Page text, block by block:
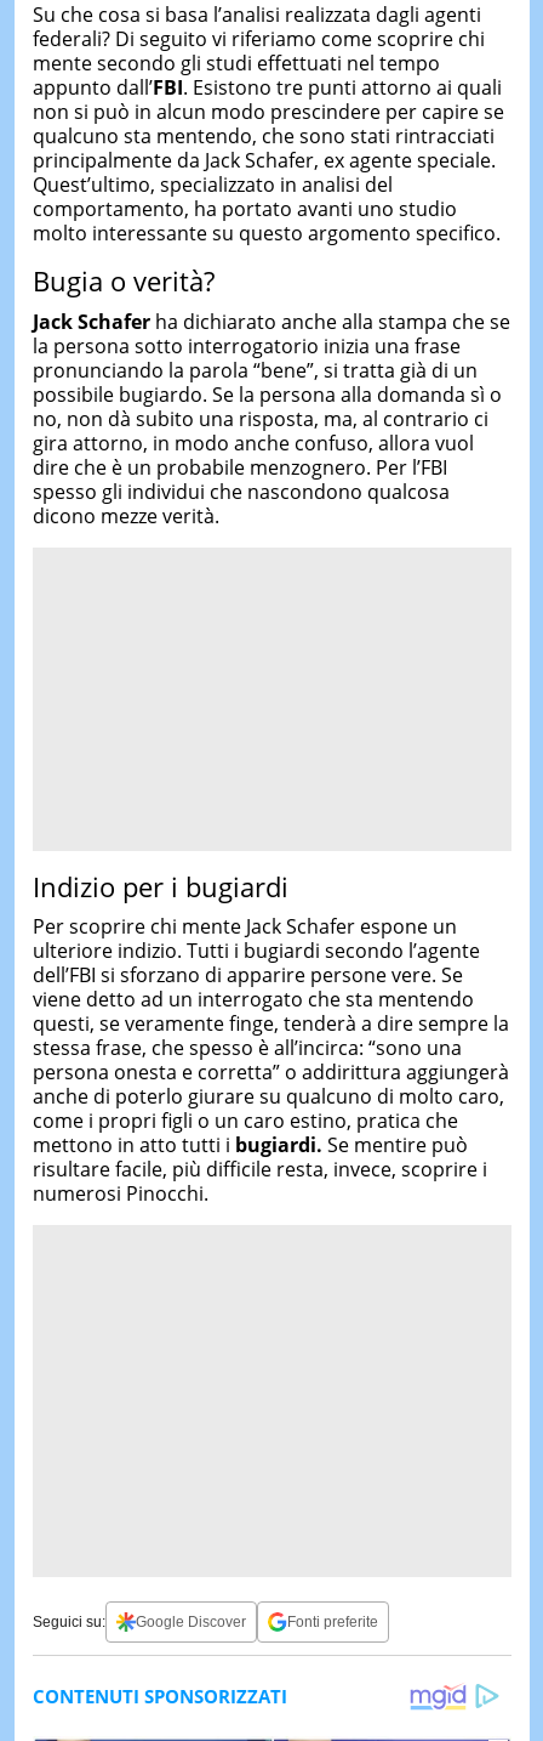
Su che cosa si basa l’analisi realizzata dagli agenti
federali? Di seguito vi riferiamo come scoprire chi
mente secondo gli studi effettuati nel tempo
appunto dall’FBI. Esistono tre punti attorno ai quali
non si può in alcun modo prescindere per capire se
qualcuno sta mentendo, che sono stati rintracciati
principalmente da Jack Schafer, ex agente speciale.
Quest’ultimo, specializzato in analisi del
comportamento, ha portato avanti uno studio
molto interessante su questo argomento specifico.
Bugia o verità?
Jack Schaferha dichiarato anche alla stampa che se
la persona sotto interrogatorio inizia una frase
pronunciando la parola “bene”, si tratta già di un
possibile bugiardo. Se la persona alla domanda sì o
no, non dà subito una risposta, ma, al contrario ci
gira attorno, in modo anche confuso, allora vuol
dire che è un probabile menzognero. Per l’FBI
spesso gli individui che nascondono qualcosa
dicono mezze verità.
Indizio per i bugiardi
Per scoprire chi mente Jack Schafer espone un
ulteriore indizio. Tutti i bugiardi secondo l’agente
dell’FBI si sforzano di apparire persone vere. Se
viene detto ad un interrogato che sta mentendo
questi, se veramente finge, tenderà a dire sempre la
stessa frase, che spesso è all’incirca: “sono una
persona onesta e corretta” o addirittura aggiungerà
anche di poterlo giurare su qualcuno di molto caro,
come i propri figli o un caro estino, pratica che
mettono in atto tutti i bugiardi. Se mentire può
risultare facile, più difficile resta, invece, scoprire i
numerosi Pinocchi.
Seguici su: Google Discover Fonti preferite